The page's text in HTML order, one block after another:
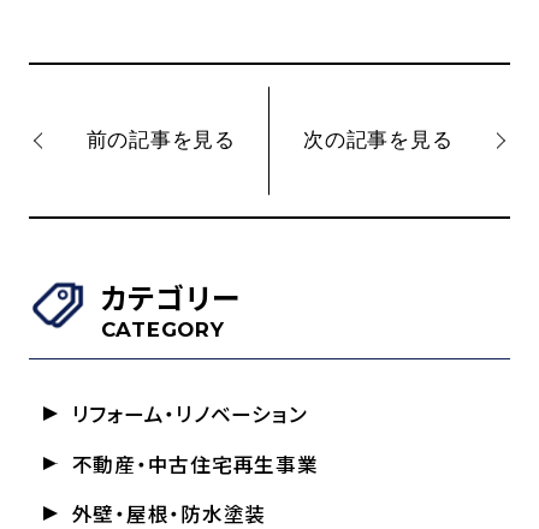
前の記事を見る 次の記事を見る
カテゴリー
CATEGORY
リフォーム・リノベーション
不動産・中古住宅再生事業
外壁・屋根・防水塗装